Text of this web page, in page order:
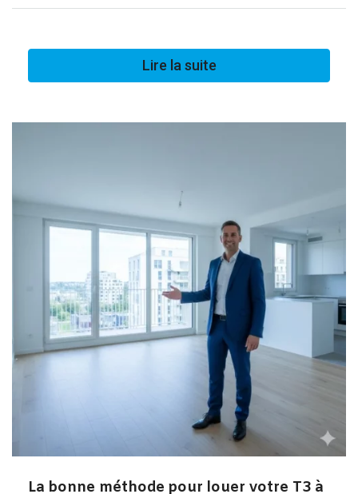
Lire la suite
La bonne méthode pour louer votre T3 à